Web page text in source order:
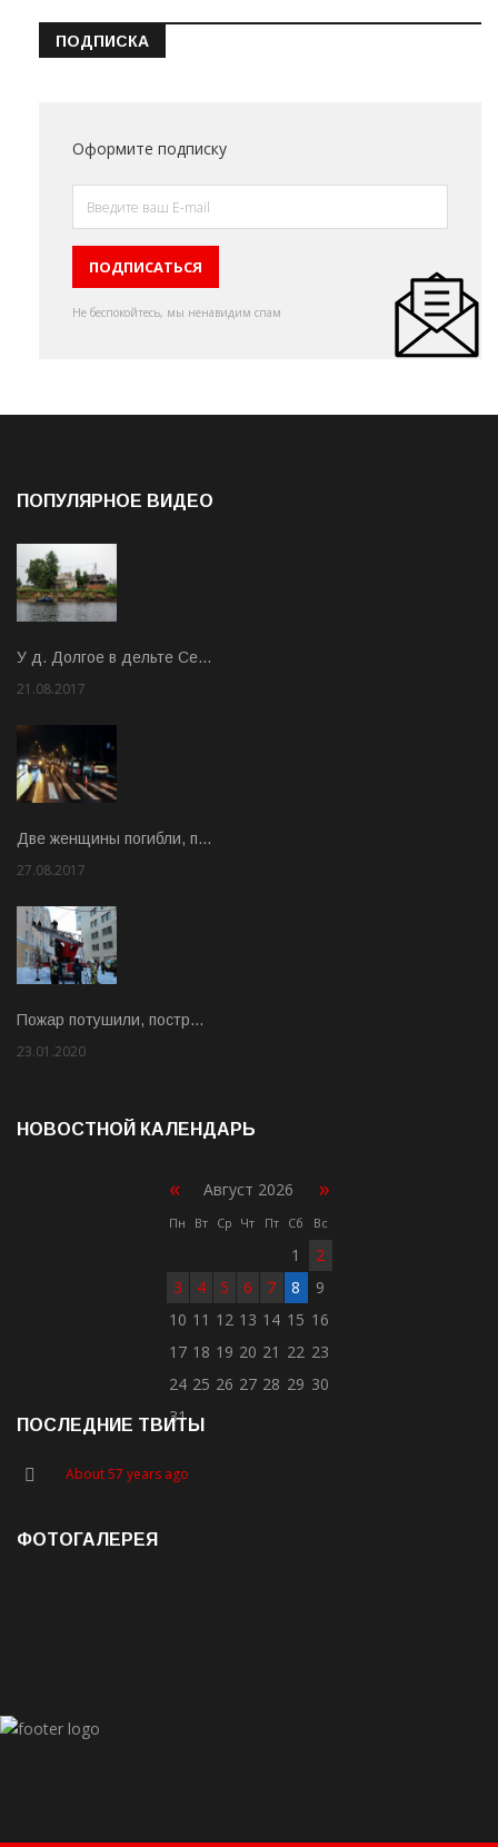
ПОДПИСКА
Оформите подписку
Не беспокойтесь, мы ненавидим спам
ПОПУЛЯРНОЕ ВИДЕО
У д. Долгое в дельте Се…
21.08.2017
Две женщины погибли, п…
27.08.2017
Пожар потушили, постр…
23.01.2020
НОВОСТНОЙ КАЛЕНДАРЬ
« Август 2026 »
Пн Вт Ср Чт Пт Сб Вс
1
2
3
4 5 6 7 8
9
10 11 12 13 14 15 16
17 18 19 20 21 22 23
24 25 26 27 28 29 30
31
ПОСЛЕДНИЕ ТВИТЫ
About 57 years ago
ФОТОГАЛЕРЕЯ